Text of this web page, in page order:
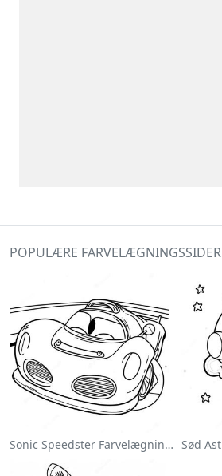
POPULÆRE FARVELÆGNINGSSIDER
Sonic Speedster Farvelægningsside